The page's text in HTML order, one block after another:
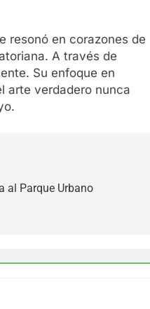
resonó en corazones de
A través de
Su enfoque en
arte verdadero nunca
al Parque Urbano